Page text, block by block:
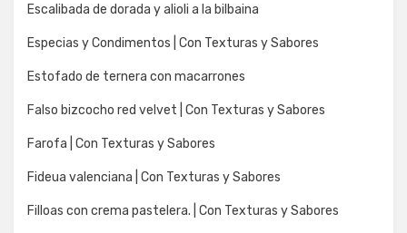
Escalibada de dorada y alioli a la bilbaina
Especias y Condimentos | Con Texturas y Sabores
Estofado de ternera con macarrones
Falso bizcocho red velvet | Con Texturas y Sabores
Farofa | Con Texturas y Sabores
Fideua valenciana | Con Texturas y Sabores
Filloas con crema pastelera. | Con Texturas y Sabores